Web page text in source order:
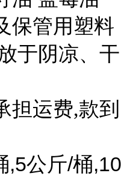
保管用塑料
于阴凉、干
担运费,款到
,5公斤/桶,10